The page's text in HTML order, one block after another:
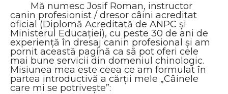
Mă numesc Josif Roman, instructor
canin profesionist / dresor câini acreditat
oficial (Diplomă Acreditată de ANPC și
Ministerul Educației), cu peste 30 de ani de
experienţă în dresaj canin profesional şi am
pornit această pagină ca să pot oferi cele
mai bune servicii din domeniul chinologic.
Misiunea mea este ceea ce am formulat în
partea introductivă a cărţii mele „Câinele
care mi se potriveşte”: